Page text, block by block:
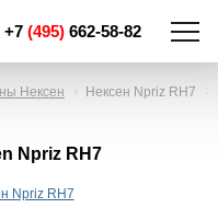
+7 (495) 662-58-82
Нексен Нексен Npriz RH7
Npriz RH7